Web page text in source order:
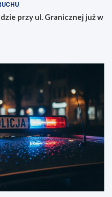
przy ul. Granicznej już w